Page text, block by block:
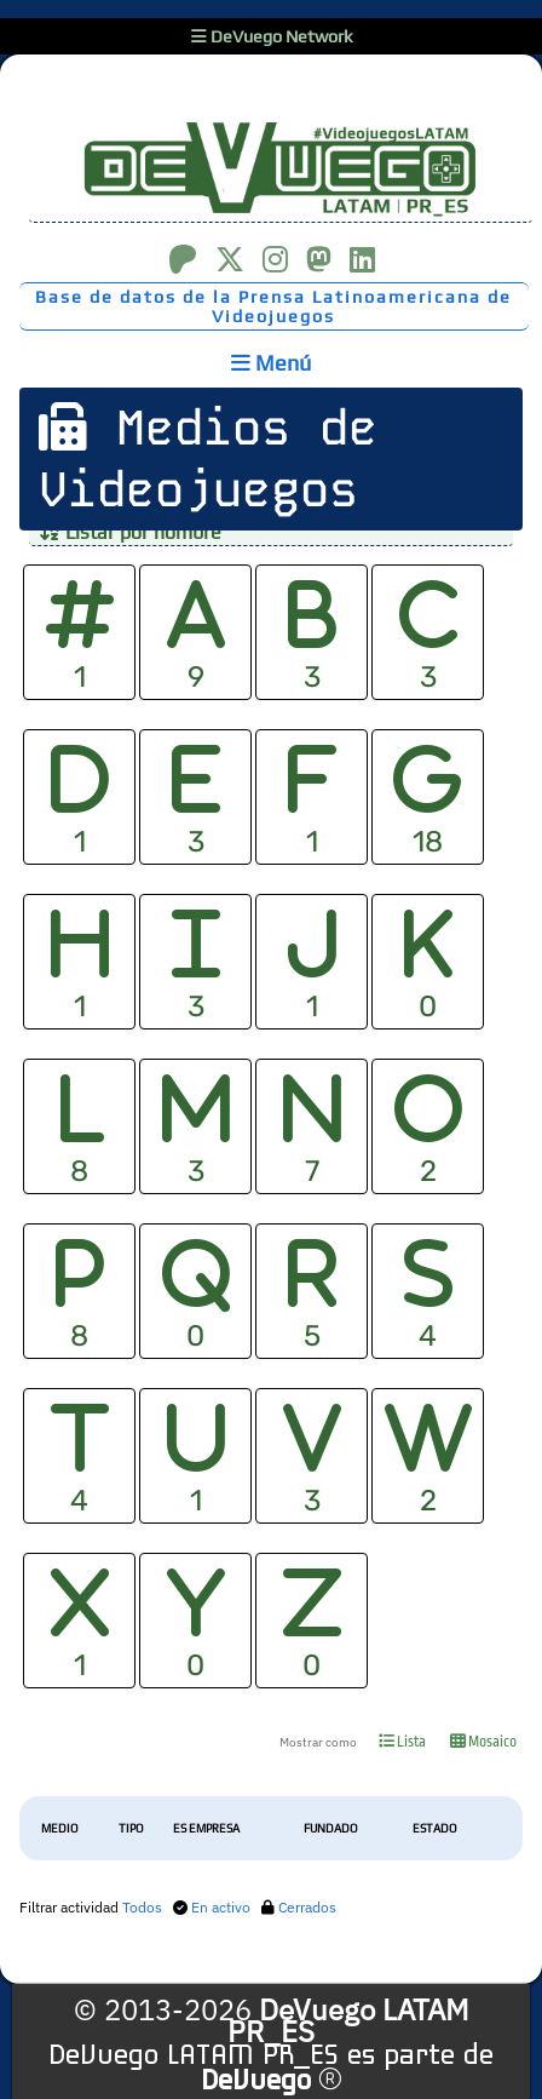
DeVuego Network
Base de datos de la Prensa Latinoamericana de
Videojuegos
Menú
Medios de
Videojuegos
Listar por nombre
1 9 3 3
1 3 1 18
1 3 1 0
8 3 7 2
8 0 5 4
4 1 3 2
1 0 0
Mostrar como Lista Mosaico
MEDIO TIPO ES EMPRESA FUNDADO ESTADO
Filtrar actividad Todos En activo Cerrados
© 2013-2026 DeVuego LATAM
PR_ES
DeVuego LATAM PR_ES es parte de
DeVuego